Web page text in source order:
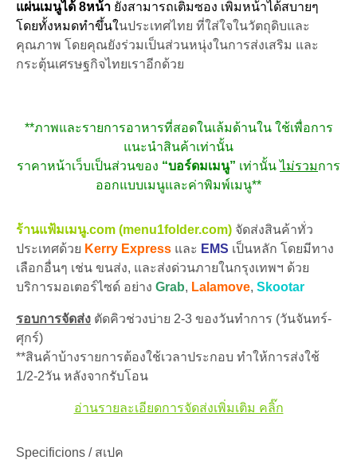
แผ่นเมนูได้ 8หน้า ยังสามารถเติมซอง เพิ่มหน้าได้สบายๆ
โดยทั้งหมดทำขึ้นในประเทศไทย ที่ใส่ใจในวัตถุดิบและ
คุณภาพ โดยคุณยังร่วมเป็นส่วนหนุ่งในการส่งเสริม และ
กระตุ้นเศรษฐกิจไทยเราอีกด้วย
**ภาพและรายการอาหารที่สอดในเล้มด้านใน ใช้เพื่อการ
แนะนำสินค้าเท่านั้น
ราคาหน้าเว็บเป็นส่วนของ “บอร์ดมเมนู” เท่านั้นไม่รวมการ
ออกแบบเมนูและค่าพิมพ์เมนู**
ร้านแฟ้มเมนู.com (menu1folder.com) จัดส่งสินค้าทั่ว
ประเทศด้วย Kerry Express และ EMS เป็นหลัก โดยมีทาง
เลือกอื่นๆ เช่น ขนส่ง, และส่งด่วนภายในกรุงเทพฯ ด้วย
บริการมอเตอร์ไซด์ อย่าง Grab, Lalamove, Skootar
รอบการจัดส่ง ตัดคิวช่วงบ่าย 2-3 ของวันทำการ (วันจันทร์-
ศุกร์)
**สินค้าบ้างรายการต้องใช้เวลาประกอบ ทำให้การส่งใช้
1/2-2วัน หลังจากรับโอน
อ่านรายละเอียดการจัดส่งเพิ่มเติม คลิ๊ก
Specificions / สเปค